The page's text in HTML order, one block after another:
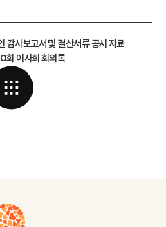
사보고서 및 결산서류 공시 자료
회 이사회 회의록